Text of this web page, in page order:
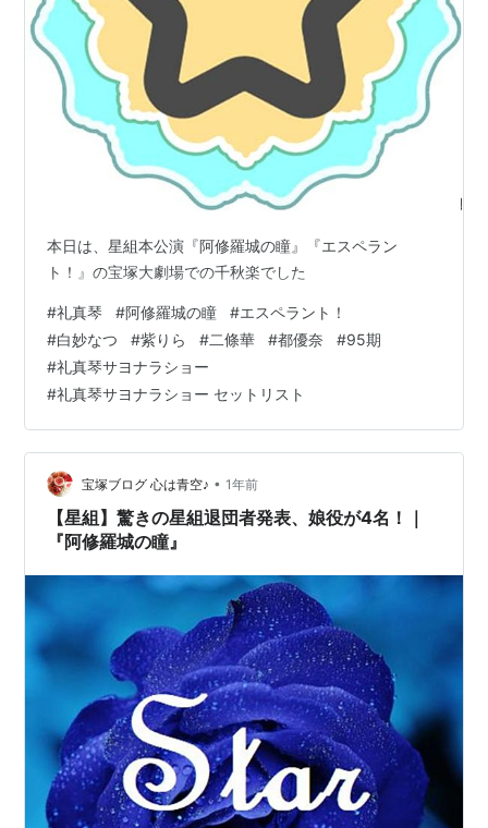
本日は、星組本公演『阿修羅城の瞳』『エスペラン
ト！』の宝塚大劇場での千秋楽でした
#礼真琴 #阿修羅城の瞳 #エスペラント！
#白妙なつ #紫りら #二條華 #都優奈 #95期
#礼真琴サヨナラショー
#礼真琴サヨナラショー セットリスト
宝塚ブログ 心は青空♪ • 1年前
【星組】驚きの星組退団者発表、娘役が4名！｜
『阿修羅城の瞳』